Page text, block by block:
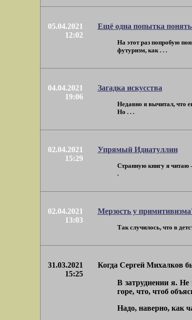
05.04.2021
12:02
Ещё одна попытка
На этот раз попробую
футуризм, как . . .
04.04.2021
19:06
Загадка искусства
Недавно я вычитал, что
Но . . .
02.04.2021
15:29
Упрямый Идиатуллин
Странную книгу я читаю
.
02.04.2021
13:03
Мерзость у
Так случилось, что в
31.03.2021
15:25
Когда Сергей Михалков
В затруднении я.
горе, что, чтоб
Надо, наверно, как